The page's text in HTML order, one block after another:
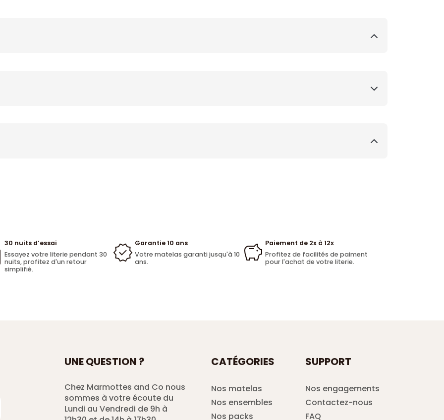
30 nuits d’essai
Essayez votre literie pendant 30
nuits, profitez d'un retour
simplifié.
Garantie 10 ans
Votre matelas garanti jusqu'à 10
ans.
Paiement de 2x à 12x
Profitez de facilités de paiment
pour l'achat de votre literie.
UNE QUESTION ?
Chez Marmottes and Co nous
sommes à votre écoute du
Lundi au Vendredi de 9h à
CATÉGORIES
Nos matelas
Nos ensembles
Nos packs
SUPPORT
Nos engagements
Contactez-nous
FAQ